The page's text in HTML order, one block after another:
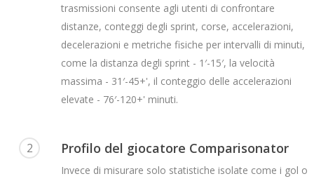
trasmissioni consente agli utenti di confrontare
distanze, conteggi degli sprint, corse, accelerazioni,
decelerazioni e metriche fisiche per intervalli di minuti,
come la distanza degli sprint - 1′-15′, la velocità
massima - 31′-45+', il conteggio delle accelerazioni
elevate - 76′-120+' minuti.
2 Profilo del giocatore Comparisonator
Invece di misurare solo statistiche isolate come i gol o